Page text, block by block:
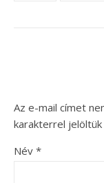
Az e-mail címet
karakterrel jelöltük
Név *